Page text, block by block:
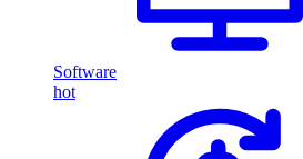
Software
hot